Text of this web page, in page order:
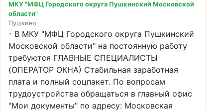
МКУ "МФЦ Городского округа Пушкинский Московской
области"
Пушкино
- В МКУ "МФЦ Городского округа Пушкинский
Московской области" на постоянную работу
требуются ГЛАВНЫЕ СПЕЦИАЛИСТЫ
(ОПЕРАТОР ОКНА) Стабильная заработная
плата и полный соцпакет. По вопросам
трудоустройства обращаться в главный офис
"Мои документы" по адресу: Московская